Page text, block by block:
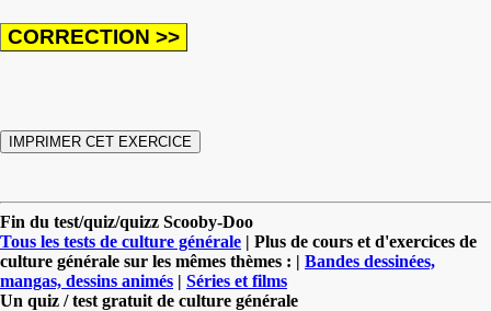
Fin du test/quiz/quizz Scooby-Doo
Tous les tests de culture générale | Plus de cours et d'exercices de
culture générale sur les mêmes thèmes : | Bandes dessinées,
mangas, dessins animés | Séries et films
Un quiz / test gratuit de culture générale